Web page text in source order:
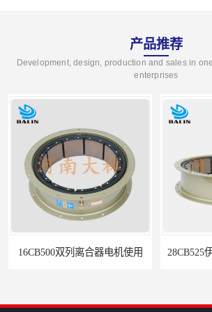
产品推荐
Development, design, production and sales in
enterprises
16CB500双列离合器电机使用 28CB525